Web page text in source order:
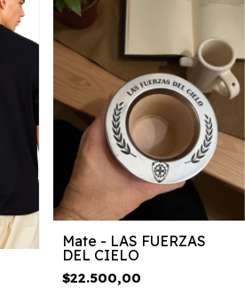
Mate - LAS FUERZAS
DEL CIELO
$22.500,00